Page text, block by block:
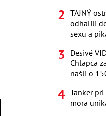
TAJNÝ
odhalili
sexu a
Desivé
Chlapca
našli o
Tanker
mora